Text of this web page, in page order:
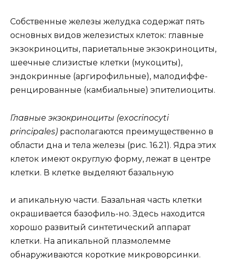
Собственные железы желудка содержат пять
основных видов железистых клеток: главные
экзокриноциты, париетальные экзокриноциты,
шеечные слизистые клетки (мукоциты),
эндокринные (аргирофильные), малодиффе-
ренцированные (камбиальные) эпителиоциты.
Главные экзокриноциты (exocrinocyti
principales) располагаются преимущественно в
области дна и тела железы (рис. 16.21). Ядра этих
клеток имеют округлую форму, лежат в центре
клетки. В клетке выделяют базальную
и апикальную части. Базальная часть клетки
окрашивается базофиль-но. Здесь находится
хорошо развитый синтетический аппарат
клетки. На апикальной плазмолемме
обнаруживаются короткие микроворсинки.